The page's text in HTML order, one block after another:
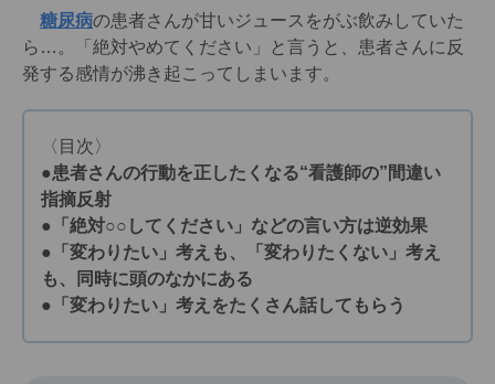
糖尿病の患者さんが甘いジュースをがぶ飲みしていた
ら…。「絶対やめてください」と言うと、患者さんに反
発する感情が沸き起こってしまいます。
〈目次〉
●患者さんの行動を正したくなる“看護師の”間違い
指摘反射
●「絶対○○してください」などの言い方は逆効果
●「変わりたい」考えも、「変わりたくない」考え
も、同時に頭のなかにある
●「変わりたい」考えをたくさん話してもらう